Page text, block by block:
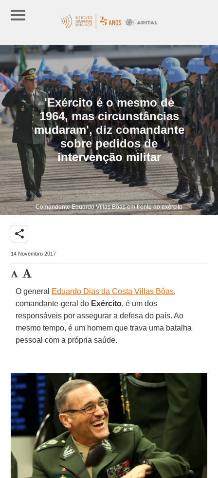
'Exército é o mesmo de
1964, mas circunstâncias
mudaram', diz comandante
sobre pedidos de
intervenção militar
Comandante Eduardo Villas Bôas em frente ao exército
share
14 Novembro 2017
O general Eduardo Dias da Costa Villas Bôas,
comandante-geral do Exército, é um dos
responsáveis por assegurar a defesa do país. Ao
mesmo tempo, é um homem que trava uma batalha
pessoal com a própria saúde.